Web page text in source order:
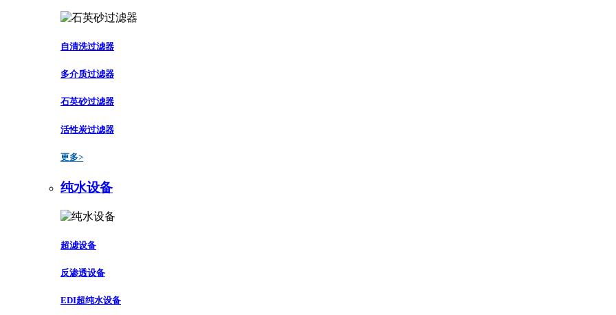
自清洗过滤器
多介质过滤器
石英砂过滤器
活性炭过滤器
更多>
纯水设备
超滤设备
反渗透设备
EDI超纯水设备